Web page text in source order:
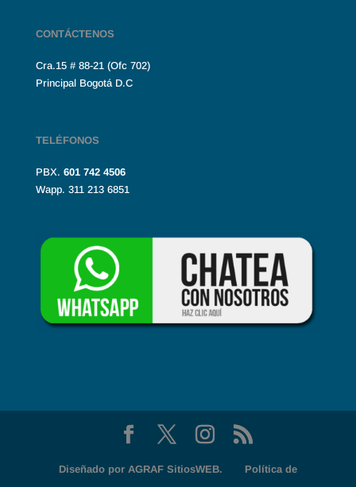
CONTÁCTENOS
Cra.15 # 88-21 (Ofc 702)
Principal Bogotá D.C
TELÉFONOS
PBX. 601 742 4506
Wapp. 311 213 6851
Diseñado por AGRAF SitiosWEB. Política de